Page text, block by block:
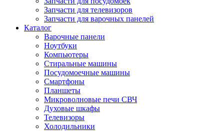
Запчасти для телевизоров
Запчасти для варочных панелей
Каталог
Варочные панели
Ноутбуки
Компьютеры
Стиральные машины
Посудомоечные машины
Смартфоны
Планшеты
Микроволновые печи СВЧ
Духовые шкафы
Телевизоры
Холодильники